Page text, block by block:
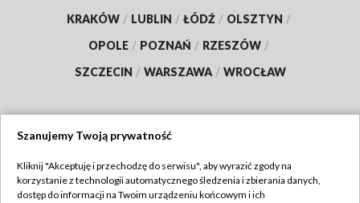
KRAKÓW / LUBLIN / ŁÓDŹ / OLSZTYN /
OPOLE / POZNAŃ / RZESZÓW /
SZCZECIN / WARSZAWA / WROCŁAW
TVP
Szanujemy Twoją prywatność
Kliknij "Akceptuję i przechodzę do serwisu", aby wyrazić zgody na
korzystanie z technologii automatycznego śledzenia i zbierania danych,
dostęp do informacji na Twoim urządzeniu końcowym i ich